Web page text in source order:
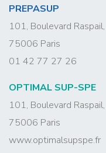
PREPASUP
101, Boulevard Raspail,
75006 Paris
01 42 77 27 26
OPTIMAL SUP-SPE
101, Boulevard Raspail,
75006 Paris
www.optimalsupspe.fr